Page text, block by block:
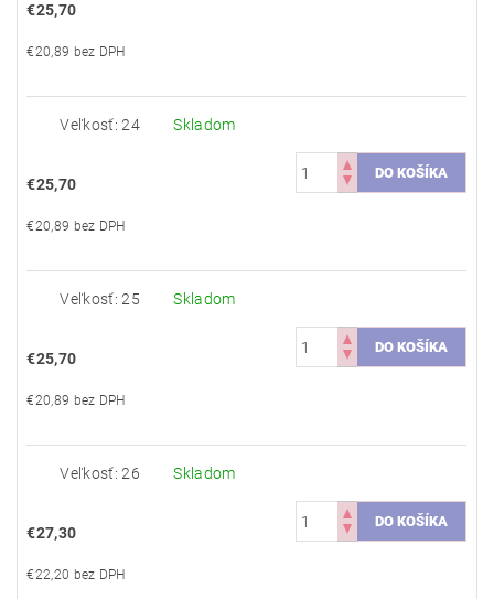
€25,70
€20,89 bez DPH
Veľkosť: 24 Skladom
€25,70
€20,89 bez DPH
Veľkosť: 25 Skladom
€25,70
€20,89 bez DPH
Veľkosť: 26 Skladom
€27,30
€22,20 bez DPH